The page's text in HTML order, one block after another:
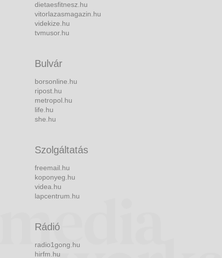
dietaesfitnesz.hu
vitorlazasmagazin.hu
videkize.hu
tvmusor.hu
Bulvár
borsonline.hu
ripost.hu
metropol.hu
life.hu
she.hu
Szolgáltatás
freemail.hu
koponyeg.hu
videa.hu
lapcentrum.hu
Rádió
radio1gong.hu
hirfm.hu